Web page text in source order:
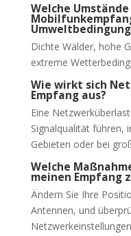
Welche
Dichte Wälder, hohe
extreme
Wie wirkt sich
Empfang aus?
Eine
Signalqualität führen,
Gebieten oder bei
Welche
meinen Empfang
Ändern Sie Ihre
Antennen, und